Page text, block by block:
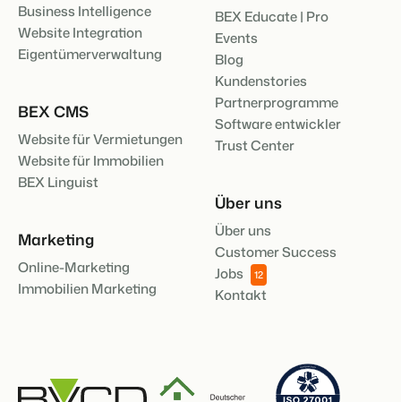
Business Intelligence
Website Integration
Eigentümerverwaltung
BEX CMS
Website für Vermietungen
Website für Immobilien
BEX Linguist
Marketing
Online-Marketing
Immobilien Marketing
BEX Educate | Pro
Events
Blog
Kundenstories
Partnerprogramme
Software entwickler
Trust Center
Über uns
Über uns
Customer Success
Jobs
12
Kontakt